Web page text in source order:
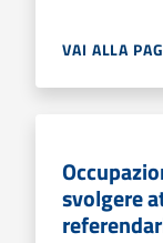
VAI ALLA
svolgere